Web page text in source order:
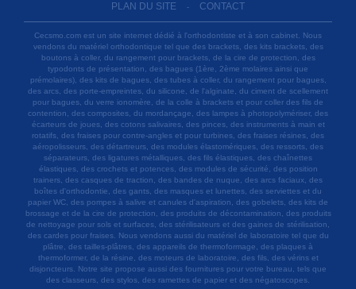
PLAN DU SITE - CONTACT
Cecsmo.com est un site internet dédié à l'orthodontiste et à son cabinet. Nous
vendons du matériel orthodontique tel que des brackets, des kits brackets, des
boutons à coller, du rangement pour brackets, de la cire de protection, des
typodonts de présentation, des bagues (1ère, 2ème molaires ainsi que
prémolaires), des kits de bagues, des tubes à coller, du rangement pour bagues,
des arcs, des porte-empreintes, du silicone, de l'alginate, du ciment de scellement
pour bagues, du verre ionomère, de la colle à brackets et pour coller des fils de
contention, des composites, du mordançage, des lampes à photopolymériser, des
écarteurs de joues, des cotons salivaires, des pinces, des instruments à main et
rotatifs, des fraises pour contre-angles et pour turbines, des fraises résines, des
aéropolisseurs, des détartreurs, des modules élastomériques, des ressorts, des
séparateurs, des ligatures métalliques, des fils élastiques, des chaînettes
élastiques, des crochets et potences, des modules de sécurité, des position
trainers, des casques de traction, des bandes de nuque, des arcs faciaux, des
boîtes d'orthodontie, des gants, des masques et lunettes, des serviettes et du
papier WC, des pompes à salive et canules d'aspiration, des gobelets, des kits de
brossage et de la cire de protection, des produits de décontamination, des produits
de nettoyage pour sols et surfaces, des stérilisateurs et des gaines de stérilisation,
des cardes pour fraises. Nous vendons aussi du matériel de laboratoire tel que du
plâtre, des tailles-plâtres, des appareils de thermoformage, des plaques à
thermoformer, de la résine, des moteurs de laboratoire, des fils, des vérins et
disjoncteurs. Notre site propose aussi des fournitures pour votre bureau, tels que
des classeurs, des stylos, des ramettes de papier et des négatoscopes.